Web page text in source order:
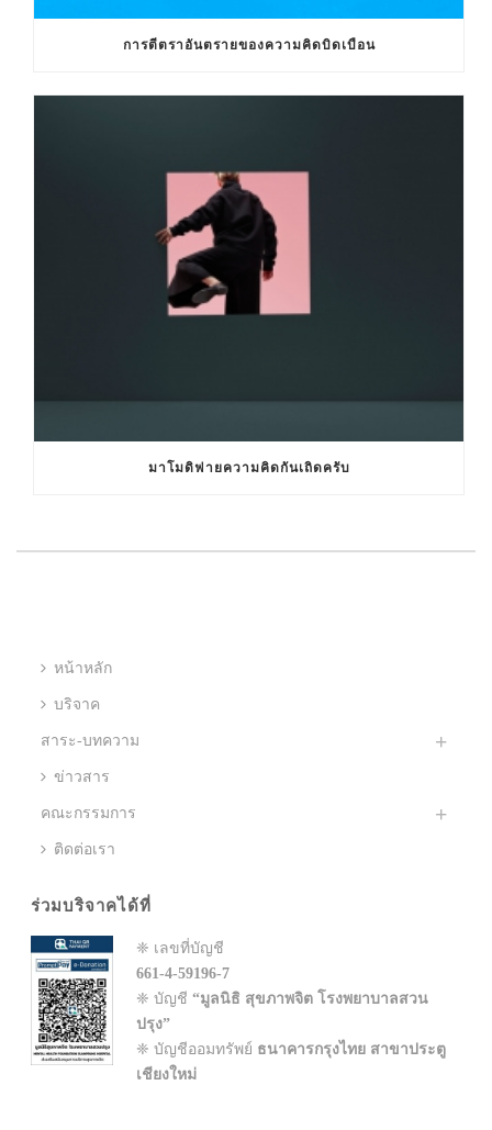
การตีตราอันตรายของความคิดบิดเบือน
มาโมดิฟายความคิดกันเถิดครับ
หน้าหลัก
บริจาค
สาระ-บทความ
ข่าวสาร
คณะกรรมการ
ติดต่อเรา
ร่วมบริจาคได้ที่
❈ เลขที่บัญชี
661-4-59196-7
❈ บัญชี“มูลนิธิ สุขภาพจิต โรงพยาบาลสวน
ปรุง”
❈ บัญชีออมทรัพย์ ธนาคารกรุงไทย สาขาประตู
เชียงใหม่